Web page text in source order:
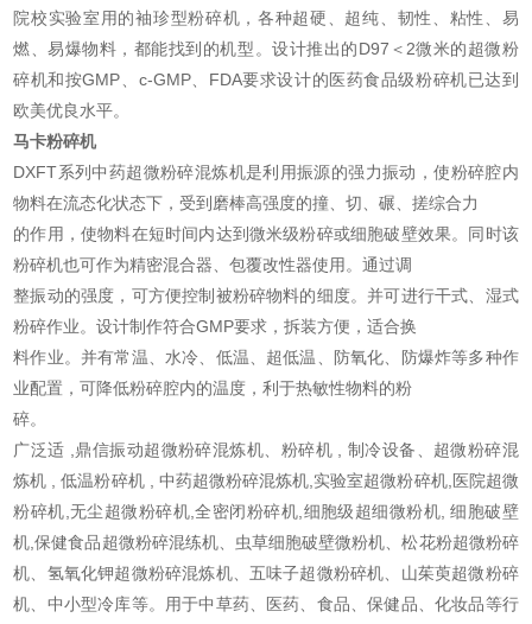
院校实验室用的袖珍型粉碎机，各种超硬、超纯、韧性、粘性、易
燃、易爆物料，都能找到的机型。设计推出的D97＜2微米的超微粉
碎机和按GMP、c-GMP、FDA要求设计的医药食品级粉碎机已达到
欧美优良水平。
马卡粉碎机
DXFT系列中药超微粉碎混炼机是利用振源的强力振动，使粉碎腔内
物料在流态化状态下，受到磨棒高强度的撞、切、碾、搓综合力
的作用，使物料在短时间内达到微米级粉碎或细胞破壁效果。同时该
粉碎机也可作为精密混合器、包覆改性器使用。通过调
整振动的强度，可方便控制被粉碎物料的细度。并可进行干式、湿式
粉碎作业。设计制作符合GMP要求，拆装方便，适合换
料作业。并有常温、水冷、低温、超低温、防氧化、防爆炸等多种作
业配置，可降低粉碎腔内的温度，利于热敏性物料的粉
碎。
广泛适 ,鼎信振动超微粉碎混炼机、粉碎机 , 制冷设备、超微粉碎混
炼机 , 低温粉碎机 , 中药超微粉碎混炼机,实验室超微粉碎机,医院超微
粉碎机,无尘超微粉碎机,全密闭粉碎机,细胞级超细微粉机, 细胞破壁
机,保健食品超微粉碎混练机、虫草细胞破壁微粉机、松花粉超微粉碎
机、氢氧化钾超微粉碎混炼机、五味子超微粉碎机、山茱萸超微粉碎
机、中小型冷库等。用于中草药、医药、食品、保健品、化妆品等行